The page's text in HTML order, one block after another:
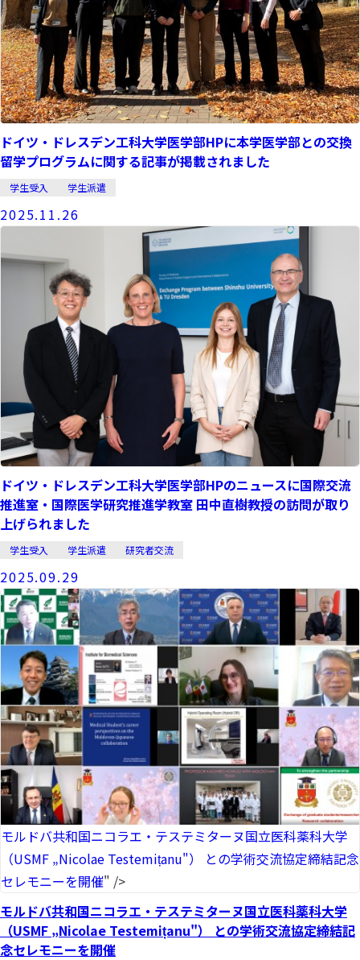
ドイツ・ドレスデン工科大学医学部HPに本学医学部との交換
留学プログラムに関する記事が掲載されました
学生受入 学生派遣
2025.11.26
ドイツ・ドレスデン工科大学医学部HPのニュースに国際交流
推進室・国際医学研究推進学教室 田中直樹教授の訪問が取り
上げられました
学生受入 学生派遣 研究者交流
2025.09.29
モルドバ共和国ニコラエ・テステミターヌ国立医科薬科大学
（USMF „Nicolae Testemițanu"） との学術交流協定締結記念
セレモニーを開催" />
モルドバ共和国ニコラエ・テステミターヌ国立医科薬科大学
（USMF „Nicolae Testemițanu"） との学術交流協定締結記
念セレモニーを開催